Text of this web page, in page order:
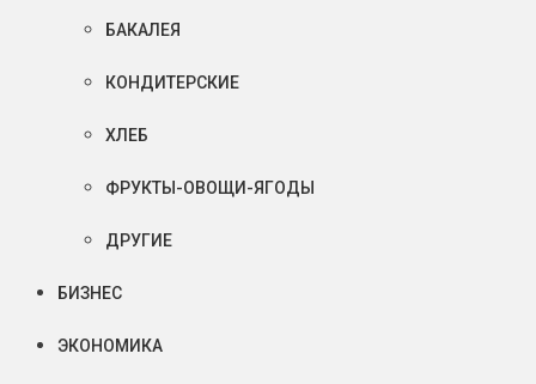
БАКАЛЕЯ
КОНДИТЕРСКИЕ
ХЛЕБ
ФРУКТЫ-ОВОЩИ-ЯГОДЫ
ДРУГИЕ
БИЗНЕС
ЭКОНОМИКА